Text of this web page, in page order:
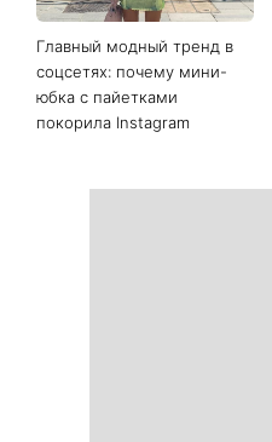
Главный модный тренд в
соцсетях: почему мини-
юбка с пайетками
покорила Instagram